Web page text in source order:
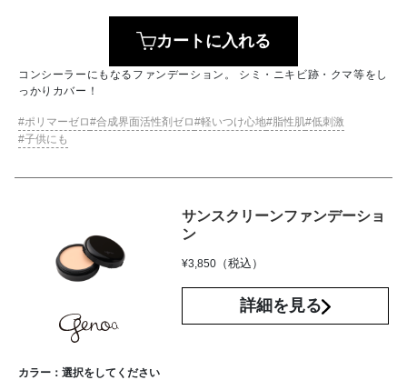
カートに入れる
コンシーラーにもなるファンデーション。 シミ・ニキビ跡・クマ等をし
っかりカバー！
ポリマーゼロ 合成界面活性剤ゼロ 軽いつけ心地 脂性肌 低刺激
子供にも
サンスクリーンファンデーショ
ン
¥3,850 （税込）
詳細を見る
カラー： 選択をしてください